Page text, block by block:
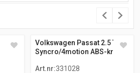
Volkswagen Passat 2.5 TDI
Syncro/4motion ABS-krans
Art.nr:331028